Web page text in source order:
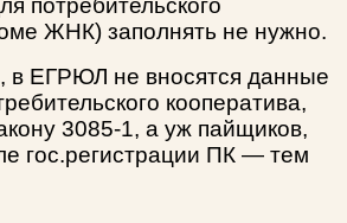
потребительского
ЖНК) заполнять не нужно.
в ЕГРЮЛ не вносятся данные
кооператива,
3085-1, а уж пайщиков,
гос.регистрации ПК — тем